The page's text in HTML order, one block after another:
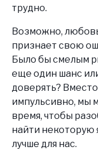
трудно.
Возможно,
признает свою
Было бы смелым
еще один шанс
доверять?
импульсивно, мы
время, чтобы
найти некоторую
лучше для нас.